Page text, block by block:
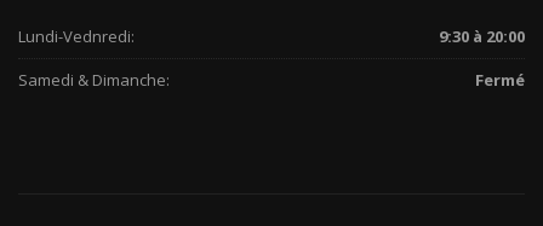
Lundi-Vednredi:
9:30 à 20:00
Samedi & Dimanche:
Fermé